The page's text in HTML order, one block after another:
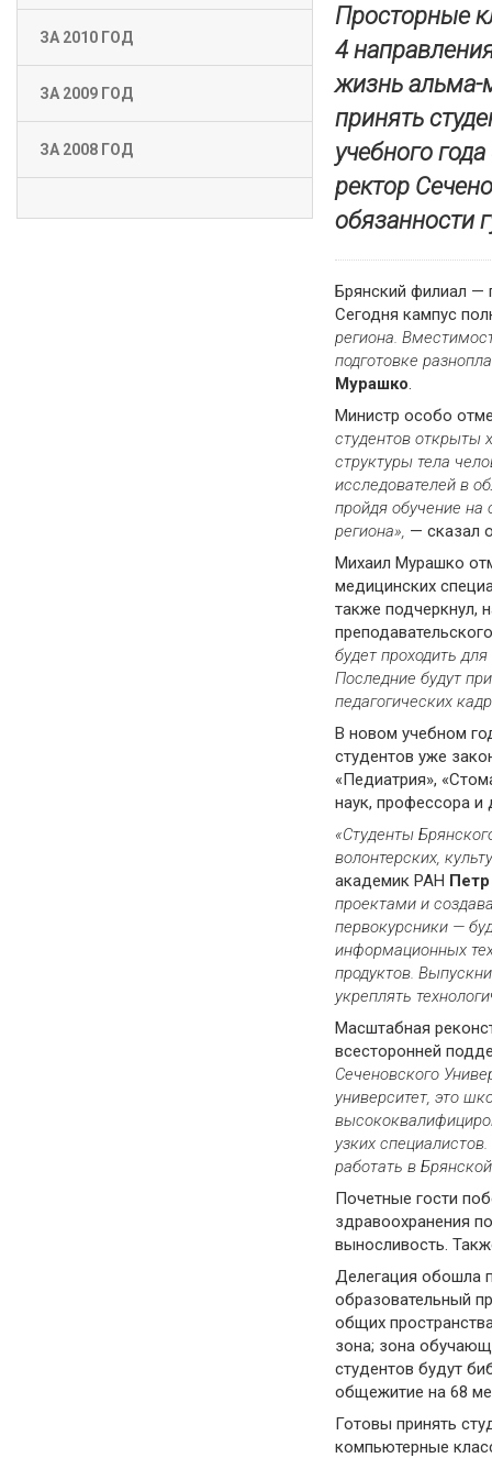
ЗА 2010 ГОД
ЗА 2009 ГОД
ЗА 2008 ГОД
Просторные
4
жизнь альма-
принять
учебного
ректор
обязанности
Брянский филиал —
Сегодня кампус
региона.
подготовке
Мурашко.
Министр особо
студентов открыты
структуры тела
исследователей в
пройдя обучение на
региона», — сказал
Михаил Мурашко
медицинских
также подчеркнул,
будет проходить
Последние будут
педагогических
В новом учебном
студентов уже
«Педиатрия»,
наук, профессора и
«Студенты
волонтерских,
академик РАН
проектами и
первокурсники —
информационных
продуктов.
укреплять
Масштабная
всесторонней
Сеченовского
университет, это
узких
работать в
Почетные гости
здравоохранения
выносливость.
Делегация обошла
образовательный
общих
зона; зона
студентов будут
общежитие на 68
Готовы принять
компьютерные